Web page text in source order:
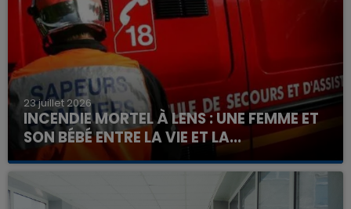
23 juillet 2026
INCENDIE MORTEL À LENS : UNE FEMME ET
SON BÉBÉ ENTRE LA VIE ET LA...
Un homme s'est immolé par le feu après avoir
aspergé sa compagne et leur bébé de trois mois
d'un liquide inflammable.